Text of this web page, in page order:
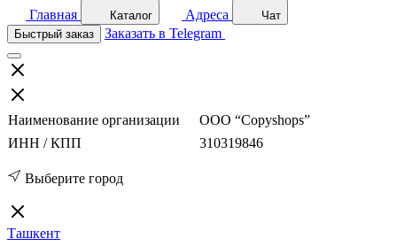
Главная
Каталог Адреса
Чат
Быстрый заказ
Заказать в Telegram
Наименование организации
ООО “Copyshops”
ИНН / КПП
310319846
Выберите город
Ташкент